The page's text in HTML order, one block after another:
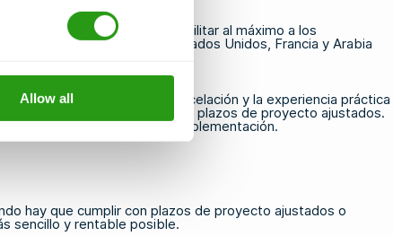
Allow all
energético, con el fin de facilitar al máximo a los
Bajos, el Reino Unido, Estados Unidos, Francia y Arabia
cursos, las políticas de cancelación y la experiencia práctica
cuando se trabaja con plazos de proyecto ajustados.
viaje y a tus requisitos de implementación.
hay que cumplir con plazos de proyecto ajustados o
sencillo y rentable posible.